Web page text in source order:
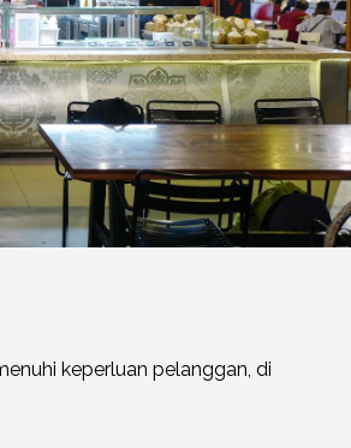
keperluan pelanggan, di